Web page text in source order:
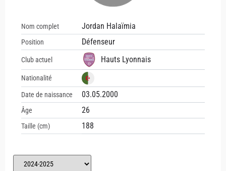
Nom complet Jordan Halaïmia
Position Défenseur
Club actuel Hauts Lyonnais
Nationalité
Date de naissance 03.05.2000
Âge 26
Taille (cm) 188